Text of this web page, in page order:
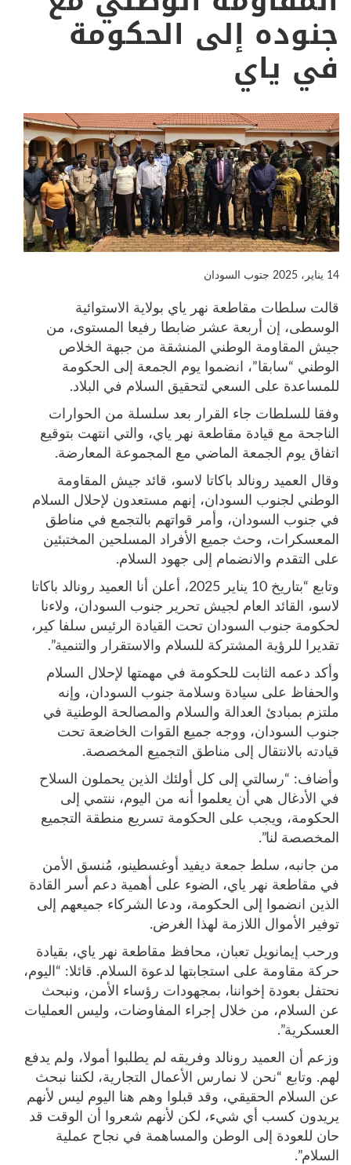
جنوده إلى الحكومة
في ياي
14 يناير، 2025 جتوب السودان
قالت سلطات مقاطعة نهر ياي بولاية الاستوائية
الوسطى، إن أربعة عشر ضابطا رفيعا المستوى، من
جيش المقاومة الوطني المنشقة من جبهة الخلاص
الوطني “سابقا”، انضموا يوم الجمعة إلى الحكومة
للمساعدة على السعي لتحقيق السلام في البلاد.
وفقا للسلطات جاء القرار بعد سلسلة من الحوارات
الناجحة مع قيادة مقاطعة نهر ياي، والتي انتهت بتوقيع
اتفاق يوم الجمعة الماضي مع المجموعة المعارضة.
وقال العميد رونالد باكاتا لاسو، قائد جيش المقاومة
الوطني لجنوب السودان، إنهم مستعدون لإحلال السلام
في جنوب السودان، وأمر قواتهم بالتجمع في مناطق
المعسكرات، وحث جميع الأفراد المسلحين المختبئين
على التقدم والانضمام إلى جهود السلام.
وتابع “بتاريخ 10 يناير 2025، أعلن أنا العميد رونالد باكاتا
لاسو، القائد العام لجيش تحرير جنوب السودان، ولاءنا
لحكومة جنوب السودان تحت القيادة الرئيس سلفا كير،
تقديرا للرؤية المشتركة للسلام والاستقرار والتنمية”.
وأكد دعمه الثابت للحكومة في مهمتها لإحلال السلام
والحفاظ على سيادة وسلامة جنوب السودان، وإنه
ملتزم بمبادئ العدالة والسلام والمصالحة الوطنية في
جنوب السودان، ووجه جميع القوات الخاضعة تحت
قيادته بالانتقال إلى مناطق التجميع المخصصة.
وأضاف: “رسالتي إلى كل أولئك الذين يحملون السلاح
في الأدغال هي أن يعلموا أنه من اليوم، ننتمي إلى
الحكومة، ويجب على الحكومة تسريع منطقة التجميع
المخصصة لنا”.
من جانبه، سلط جمعة ديفيد أوغسطينو، مُنسق الأمن
في مقاطعة نهر ياي، الضوء على أهمية دعم أسر القادة
الذين انضموا إلى الحكومة، ودعا الشركاء جميعهم إلى
توفير الأموال اللازمة لهذا الغرض.
ورحب إيمانويل تعبان، محافظ مقاطعة نهر ياي، بقيادة
حركة مقاومة على استجابتها لدعوة السلام. قائلا: “اليوم،
نحتفل بعودة إخواننا، بمجهودات رؤساء الأمن، ونبحث
عن السلام، من خلال إجراء المفاوضات، وليس العمليات
العسكرية”.
وزعم أن العميد رونالد وفريقه لم يطلبوا أمولا، ولم يدفع
لهم. وتابع “نحن لا نمارس الأعمال التجارية، لكننا نبحث
عن السلام الحقيقي، وقد قبلوا وهم هنا اليوم ليس لأنهم
يريدون كسب أي شيء، لكن لأنهم شعروا أن الوقت قد
حان للعودة إلى الوطن والمساهمة في نجاح عملية
السلام”.